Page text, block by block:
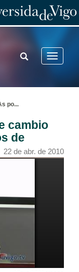
Toggle
TOGGLE
SEARCH
po...
cambio
de
22 de abr. de 2010